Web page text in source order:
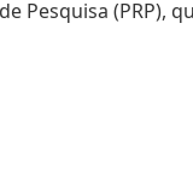
Pesquisa (PRP),